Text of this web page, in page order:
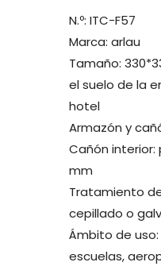
N.º: ITC-F57
Marca: arlau
Tamaño:
el suelo de la
hotel
Armazón y
Cañón
mm
Tratamiento
cepillado o
Ámbito de
escuelas,